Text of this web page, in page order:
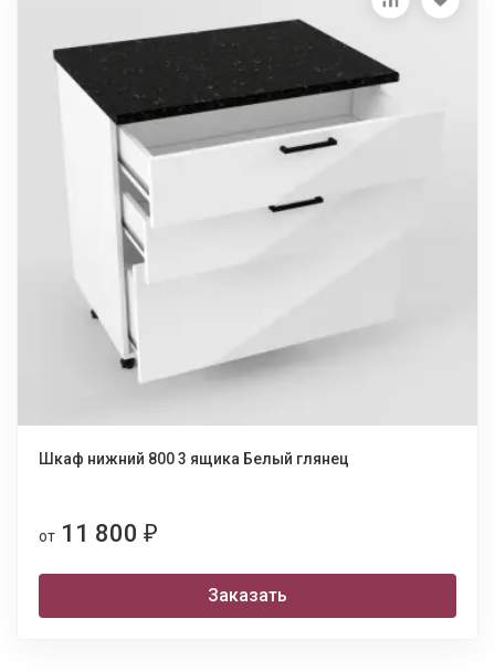
Шкаф нижний 800 3 ящика Белый глянец
от 11 800 ₽
Заказать